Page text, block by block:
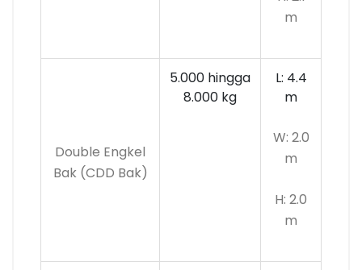
m
Double Engkel
Bak (CDD Bak)
5.000 hingga
8.000 kg
L: 4.4
m
W: 2.0
m
H: 2.0
m